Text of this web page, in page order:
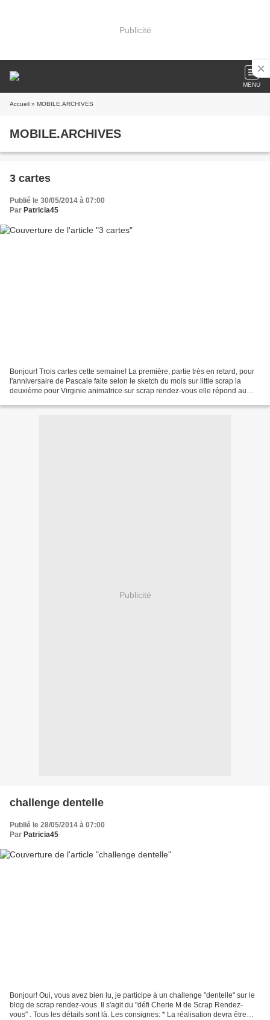
Publicité
MENU
Accueil » MOBILE.ARCHIVES
MOBILE.ARCHIVES
3 cartes
Publié le 30/05/2014 à 07:00
Par Patricia45
Bonjour! Trois cartes cette semaine! La première, partie très en retard, pour
l'anniversaire de Pascale faite selon le sketch du mois sur little scrap la
deuxième pour Virginie animatrice sur scrap rendez-vous elle répond au
Publicité
challenge dentelle
Publié le 28/05/2014 à 07:00
Par Patricia45
Bonjour! Oui, vous avez bien lu, je participe à un challenge "dentelle" sur le
blog de scrap rendez-vous. Il s'agit du "défi Cherie M de Scrap Rendez-
vous" . Tous les détails sont là. Les consignes: * La réalisation devra être